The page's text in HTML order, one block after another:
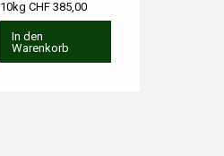
10kg CHF 385,00
In den
Warenkorb